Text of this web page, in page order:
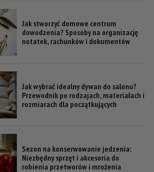
Jak stworzyć domowe centrum
dowodzenia? Sposoby na organizację
notatek, rachunków i dokumentów
Jak wybrać idealny dywan do salonu?
Przewodnik po rodzajach, materiałach i
rozmiarach dla początkujących
Sezon na konserwowanie jedzenia:
Niezbędny sprzęt i akcesoria do
robienia przetworów i mrożenia